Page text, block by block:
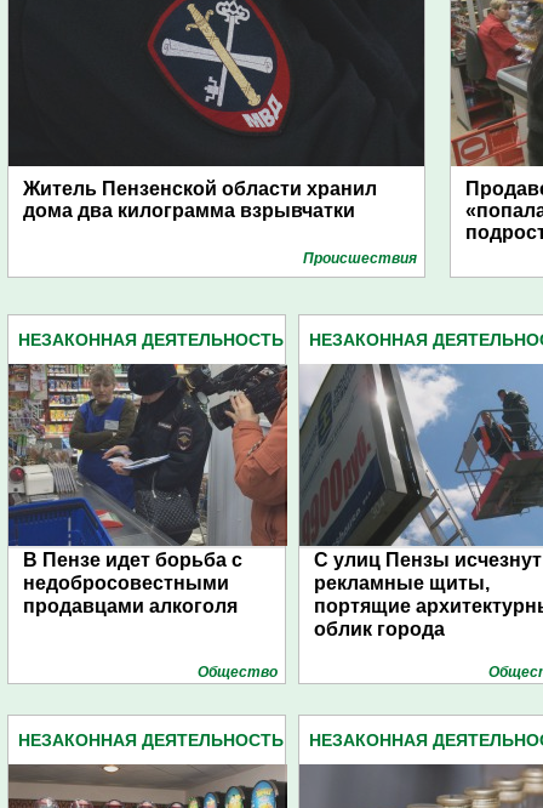
Житель Пензенской области хранил
дома два килограмма взрывчатки
Проиcшествия
НЕЗАКОННАЯ ДЕЯТЕЛЬНОСТЬ
В Пензе идет борьба с
недобросовестными
продавцами алкоголя
Общество
НЕЗАКОННАЯ
С улиц Пензы исчезнут
рекламные щиты,
портящие
облик города
НЕЗАКОННАЯ ДЕЯТЕЛЬНОСТЬ
НЕЗАКОННАЯ